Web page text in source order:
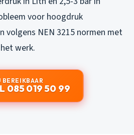
voor hoogdruk
volgens NEN 3215 normen met
werk.
BEREIKBAAR
085 019 50 99